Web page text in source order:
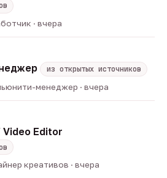
· вчера
из открытых источников
менеджер · вчера
Editor
креативов · вчера